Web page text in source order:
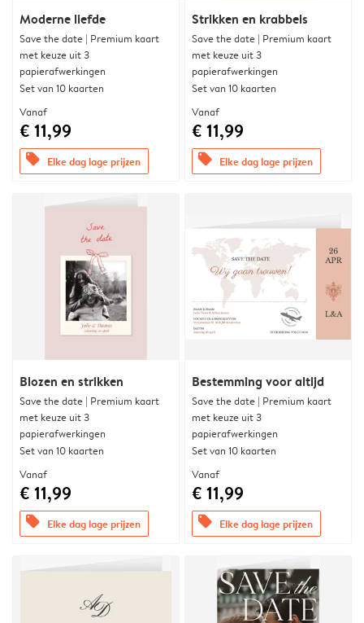
Moderne liefde
Save the date | Premium kaart
met keuze uit 3
papierafwerkingen
Set van 10 kaarten
Vanaf
€ 11,99
offers Elke dag lage prijzen
Strikken en krabbels
Save the date | Premium kaart
met keuze uit 3
papierafwerkingen
Set van 10 kaarten
Vanaf
€ 11,99
offers Elke dag lage prijzen
Blozen en strikken
Save the date | Premium kaart
met keuze uit 3
papierafwerkingen
Set van 10 kaarten
Vanaf
€ 11,99
offers Elke dag lage prijzen
Bestemming voor altijd
Save the date | Premium kaart
met keuze uit 3
papierafwerkingen
Set van 10 kaarten
Vanaf
€ 11,99
offers Elke dag lage prijzen